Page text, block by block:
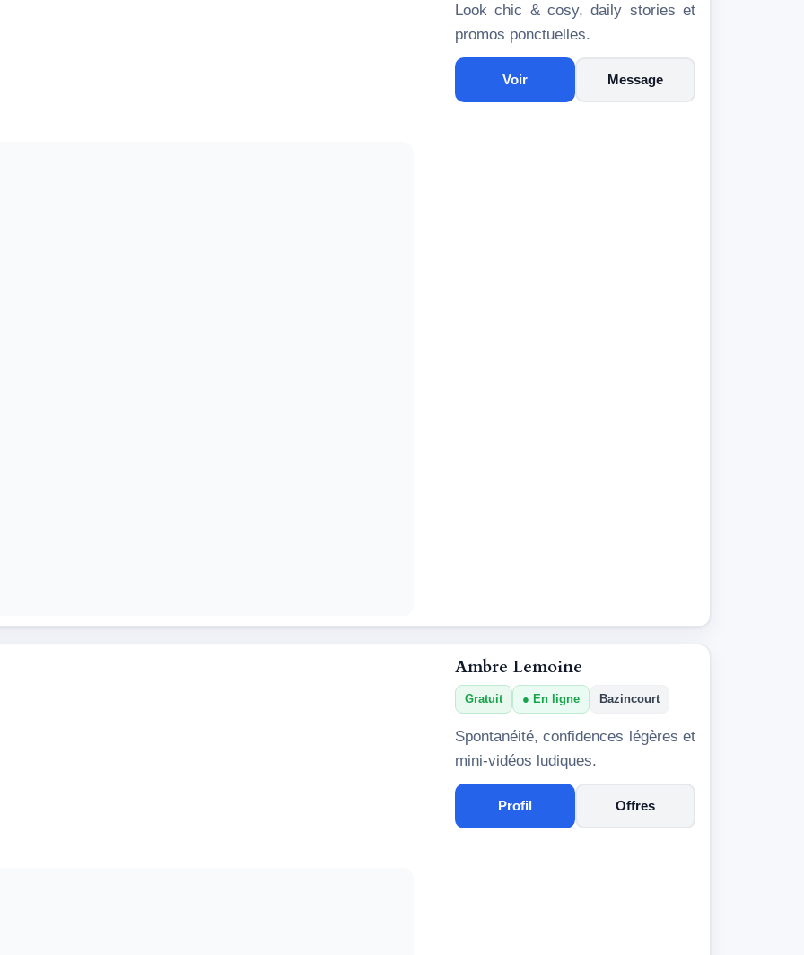
Look chic & cosy, daily stories et
promos ponctuelles.
Voir Message
Ambre Lemoine
Gratuit En ligne Bazincourt
Spontanéité, confidences légères et
mini-vidéos ludiques.
Profil Offres